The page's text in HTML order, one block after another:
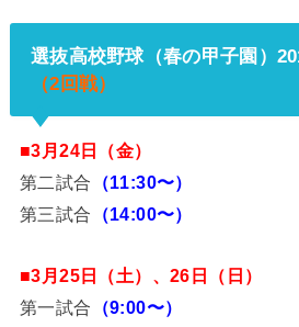
選抜高校野球（春の甲子園）
（2回戦）
■3月24日（金）
第二試合 （11:30〜）
第三試合 （14:00〜）
■3月25日（土）、26日（日）
第一試合 （9:00〜）